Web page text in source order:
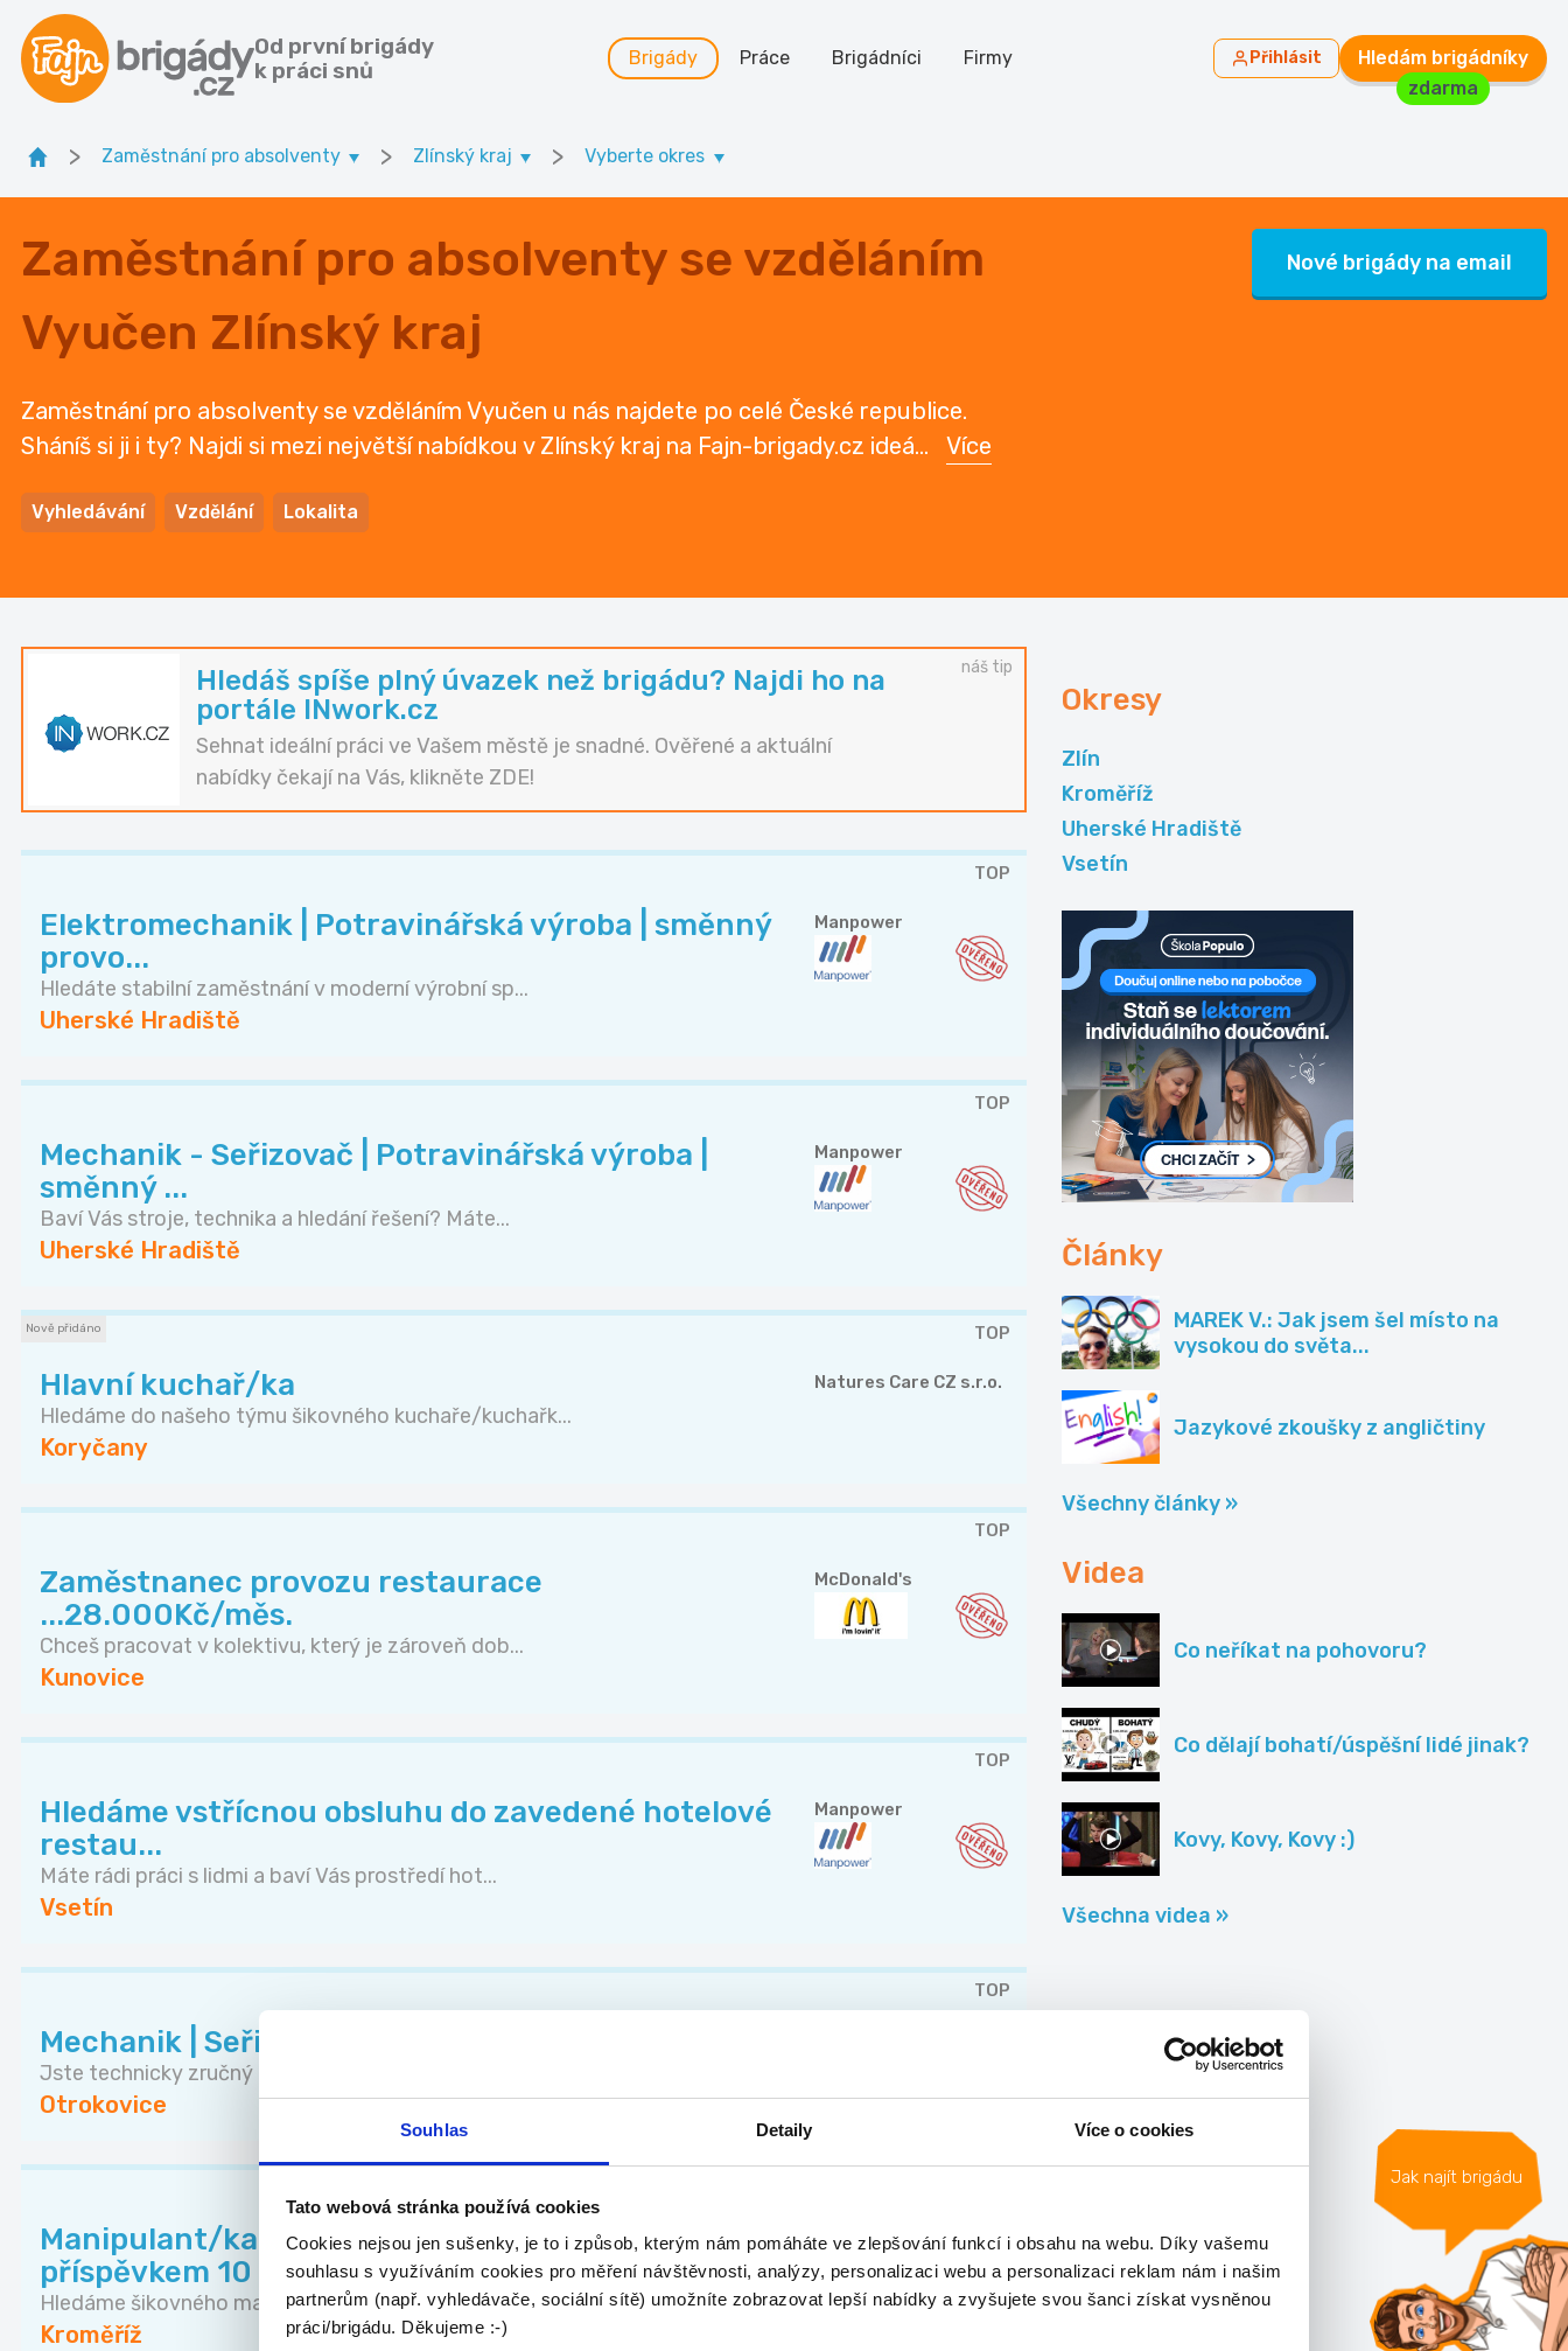
Souhlas Detaily Více o cookies
Tato webová stránka používá cookies
Cookies nejsou jen sušenky, je to i způsob, kterým nám pomáháte ve zlepšování funkcí i obsahu na webu. Díky vašemu
souhlasu s využíváním cookies pro měření návštěvnosti, analýzy, personalizaci webu a personalizaci reklam nám i našim
partnerům (např. vyhledávače, sociální sítě) umožníte zobrazovat lepší nabídky a zvyšujete svou šanci získat vysněnou
práci/brigádu. Děkujeme :-)
Od první brigády
k práci snů
Brigády Práce Brigádníci Firmy Přihlásit
Hledám brigádníky
zdarma
Jak najít brigádu
> Zaměstnání pro absolventy > Zlínský kraj > Vyberte okres
Zaměstnání pro absolventy se vzděláním
Vyučen Zlínský kraj
Zaměstnání pro absolventy se vzděláním Vyučen u nás najdete po celé České republice.
Sháníš si ji i ty? Najdi si mezi největší nabídkou v Zlínský kraj na Fajn-brigady.cz ideá... Více
Vyhledávání Vzdělání Lokalita
Nové brigády na email
Hledáš spíše plný úvazek než brigádu? Najdi ho na
portále INwork.cz
Sehnat ideální práci ve Vašem městě je snadné. Ověřené a aktuální
nabídky čekají na Vás, klikněte ZDE!
náš tip
TOP
Elektromechanik | Potravinářská výroba | směnný
provo...
Hledáte stabilní zaměstnání v moderní výrobní sp...
Uherské Hradiště
Manpower
TOP
Mechanik - Seřizovač | Potravinářská výroba |
směnný ...
Baví Vás stroje, technika a hledání řešení? Máte...
Uherské Hradiště
Manpower
Nově přidáno TOP
Hlavní kuchař/ka
Hledáme do našeho týmu šikovného kuchaře/kuchařk...
Koryčany
Natures Care CZ s.r.o.
TOP
Zaměstnanec provozu restaurace
...28.000Kč/měs.
Chceš pracovat v kolektivu, který je zároveň dob...
Kunovice
McDonald's
TOP
Hledáme vstřícnou obsluhu do zavedené hotelové
restau...
Máte rádi práci s lidmi a baví Vás prostředí hot...
Vsetín
Manpower
TOP
Mechanik | Seřizovač extruzních linek | 3 směny
Jste technicky zručný a baví Vás práce se stroji...
Otrokovice
Manipulant/ka na lakovnu s náborovým
příspěvkem 10 00...
Hledáme šikovného manipulanta/ku pro náš tým v K...
Kroměříž
PLASTIKA a.s.
Okresy
Zlín
Kroměříž
Uherské Hradiště
Vsetín
Články
MAREK V.: Jak jsem šel místo na
vysokou do světa...
Jazykové zkoušky z angličtiny
Všechny články »
Videa
Co neříkat na pohovoru?
Co dělají bohatí/úspěšní lidé jinak?
Kovy, Kovy, Kovy :)
Všechna videa »